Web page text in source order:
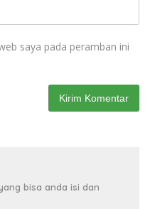
saya pada peramban ini
bisa anda isi dan